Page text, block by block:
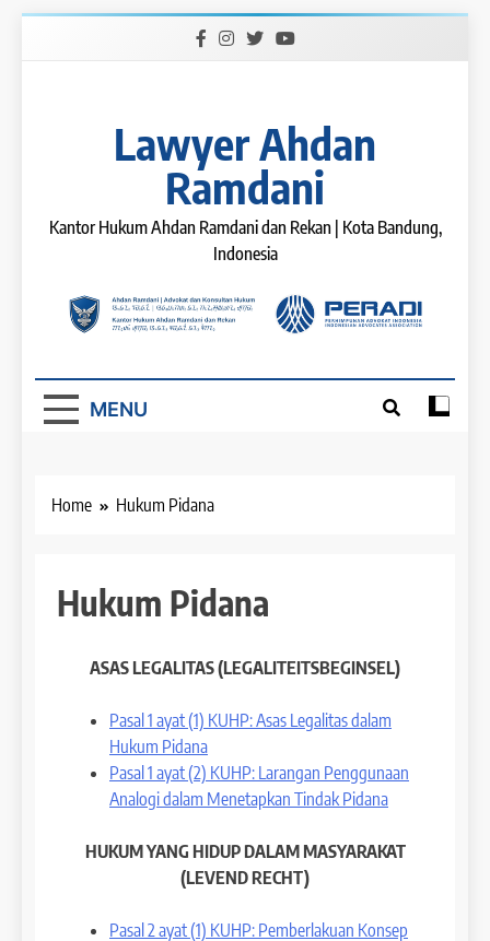
Lawyer Ahdan
Ramdani
Kantor Hukum Ahdan Ramdani dan Rekan | Kota Bandung,
Indonesia
MENU
Home Hukum Pidana
Hukum Pidana
ASAS LEGALITAS (LEGALITEITSBEGINSEL)
Pasal 1 ayat (1) KUHP: Asas Legalitas dalam
Hukum Pidana
Pasal 1 ayat (2) KUHP: Larangan Penggunaan
Analogi dalam Menetapkan Tindak Pidana
HUKUM YANG HIDUP DALAM MASYARAKAT
(LEVEND RECHT)
Pasal 2 ayat (1) KUHP: Pemberlakuan Konsep